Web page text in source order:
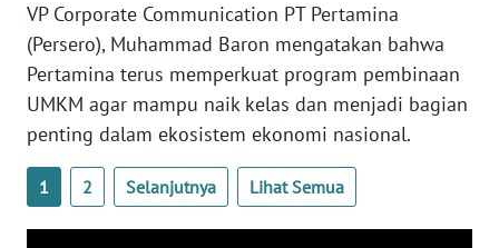
VP Corporate Communication PT Pertamina
(Persero), Muhammad Baron mengatakan bahwa
Pertamina terus memperkuat program pembinaan
UMKM agar mampu naik kelas dan menjadi bagian
penting dalam ekosistem ekonomi nasional.
1 2 Selanjutnya Lihat Semua
WN
SULBAR
WN
WN
SUMBAR